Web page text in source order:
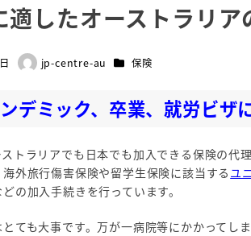
適したオーストラリ
著
jp-centre-au カテゴリー
保険
デミック、卒業、就労ビザ
トラリアでも日本でも加入できる保険の代
外旅行傷害保険や留学生保険に該当する ユ
の加入手続きを行っています。
ても大事です。万が一病院等にかかってし